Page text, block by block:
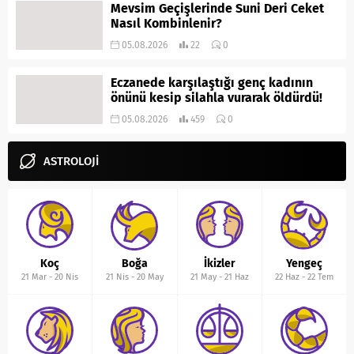
Mevsim Geçişlerinde Suni Deri Ceket
Nasıl Kombinlenir?
05.08.2026 22 0
Eczanede karşılaştığı genç kadının
önünü kesip silahla vurarak öldürdü!
05.08.2026 459 0
ASTROLOJİ
Koç
21 Mar -20 Nis
Boğa
21 Nis- 20 May
İkizler
21 May- 21 Haz
Yengeç
22 Haz- 22 Tem